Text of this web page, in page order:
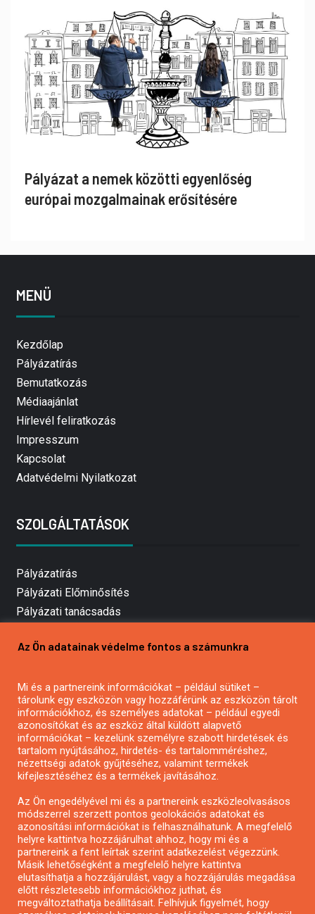
Pályázat a nemek közötti egyenlőség
európai mozgalmainak erősítésére
MENÜ
Kezdőlap
Pályázatírás
Bemutatkozás
Médiaajánlat
Hírlevél feliratkozás
Impresszum
Kapcsolat
Adatvédelmi Nyilatkozat
SZOLGÁLTATÁSOK
Pályázatírás
Pályázati Előminősítés
Pályázati tanácsadás
Mezőgazdasági pályázatírás
Pályázatírás civil szervezeteknek
Pályázatírás önkormányzatoknak
Pályázatfigyelés
Specifikus pályázatfigyelés vagy hírlevél
Pályázatok magánszemélyeknek
Pályázatok civil szervezeteknek
Pályázatok vállalkozásoknak
Önkormányzati pályázatok
Az Ön adatainak védelme fontos a számunkra
Mi és a partnereink információkat – például sütiket –
tárolunk egy eszközön vagy hozzáférünk az eszközön tárolt
információkhoz, és személyes adatokat – például egyedi
azonosítókat és az eszköz által küldött alapvető
információkat – kezelünk személyre szabott hirdetések és
tartalom nyújtásához, hirdetés- és tartalomméréshez,
nézettségi adatok gyűjtéséhez, valamint termékek
kifejlesztéséhez és a termékek javításához.
Az Ön engedélyével mi és a partnereink eszközleolvasásos
módszerrel szerzett pontos geolokációs adatokat és
azonosítási információkat is felhasználhatunk. A megfelelő
helyre kattintva hozzájárulhat ahhoz, hogy mi és a
partnereink a fent leírtak szerint adatkezelést végezzünk.
Másik lehetőségként a megfelelő helyre kattintva
elutasíthatja a hozzájárulást, vagy a hozzájárulás megadása
előtt részletesebb információkhoz juthat, és
megváltoztathatja beállításait. Felhívjuk figyelmét, hogy